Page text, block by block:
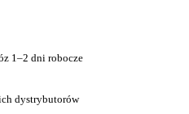
1–2 dni robocze
dystrybutorów